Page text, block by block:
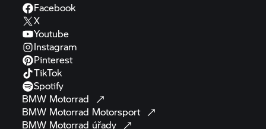
Facebook
X
Youtube
Instagram
Pinterest
TikTok
Spotify
BMW Motorrad
BMW Motorrad Motorsport
BMW Motorrad úřady